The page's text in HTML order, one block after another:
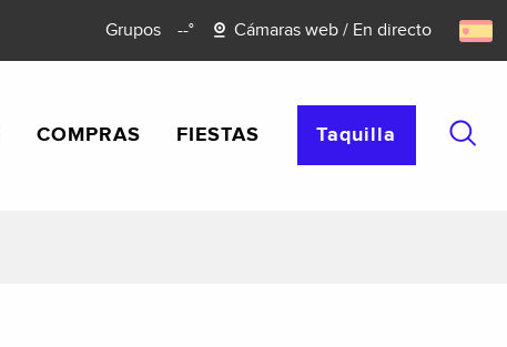
Grupos --° Cámaras web / En directo
COMPRAS FIESTAS Taquilla